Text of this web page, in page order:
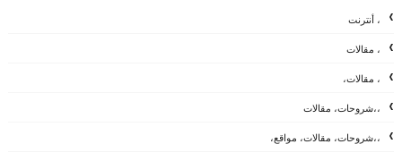
، أنترنت
، مقالات
، مقالات،
،،شروحات، مقالات
،،شروحات، مقالات، مواقع،